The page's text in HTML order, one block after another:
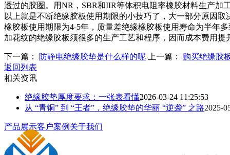
透过的胶圈。用NR，SBR和IIR等体积电阻率橡胶材料生产
以上就是不断绝缘胶板使用期限的小技巧了，大一部分原因
橡胶板使用期限为4-5年，质量差绝缘橡胶板使用寿命为半年
加花纹的绝缘胶板须很多的生产工艺和程序，因而成本费用
下一篇： 防静电绝缘胶垫是什么样的呢 上一篇： 购买绝缘胶
返回列表
相关资讯
绝缘胶垫厚度要求：一张表看懂2026-03-24 11:25:53
从 “青铜” 到 “王者”，绝缘胶垫的华丽 “逆袭” 之路2025-
产品展示客户案例 关于我们